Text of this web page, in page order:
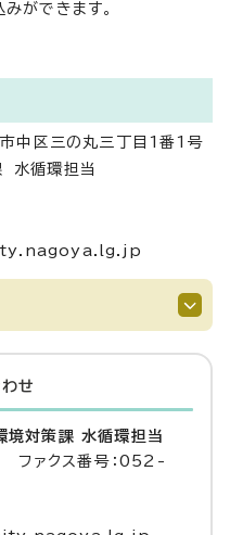
ができます。
区三の丸三丁目1番1号
水循環担当
せ
境対策課 水循環担当
ァクス番号：052-